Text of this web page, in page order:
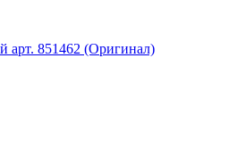
арт. 851462 (Оригинал)